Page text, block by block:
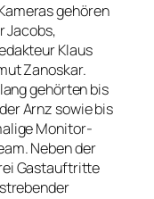
gehören
Jacobs,
Klaus
Zanoskar.
gehörten bis
Arnz sowie bis
Monitor-
Neben der
Gastauftritte